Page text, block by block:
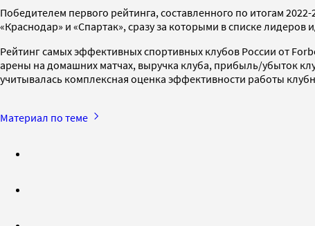
Победителем первого рейтинга, составленного по итогам
«Краснодар» и «Спартак», сразу за которыми в списке
Рейтинг самых эффективных спортивных клубов России от
арены на домашних матчах, выручка клуба, прибыль/убыток
учитывалась комплексная оценка эффективности работы
Материал по теме